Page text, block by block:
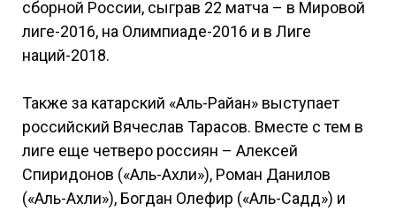
сборной России, сыграв 22 матча – в Мировой
лиге-2016, на Олимпиаде-2016 и в Лиге
наций-2018.
Также за катарский «Аль-Райан» выступает
российский Вячеслав Тарасов. Вместе с тем в
лиге еще четверо россиян – Алексей
Спиридонов («Аль-Ахли»), Роман Данилов
(«Аль-Ахли»), Богдан Олефир («Аль-Садд») и